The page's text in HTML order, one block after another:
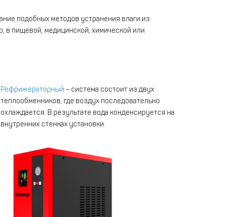
подобных методов устранения влаги из
в пищевой, медицинской, химической или
Рефрижераторный – система состоит из двух
теплообменников, где воздух последовательно
охлаждается. В результате вода конденсируется на
внутренних стенках установки.